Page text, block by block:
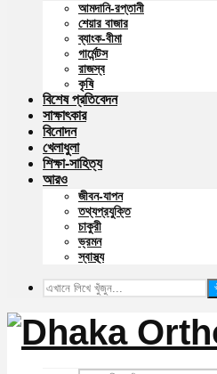
আমদানি-রপ্তানী
শেয়ার বাজার
ব্যাংক-বীমা
গার্মেন্টস
রাজস্ব
কৃষি
বিশেষ প্রতিবেদন
সাক্ষাৎকার
বিনোদন
খেলাধুলা
শিক্ষা-সাহিত্য
আরও
জীবন-যাপন
তথ্যপ্রযুক্তি
চাকুরী
ভ্রমন
স্বাস্থ্য